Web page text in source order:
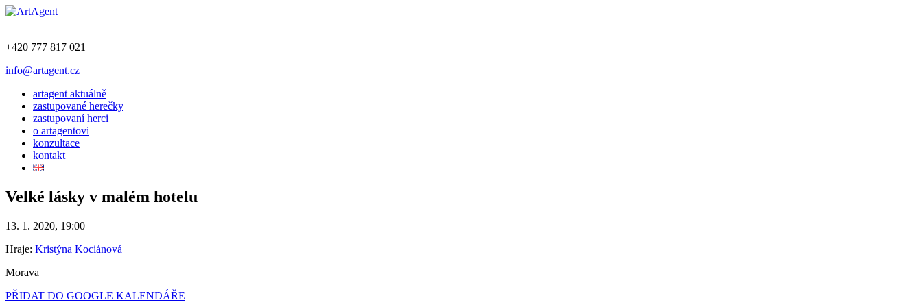
+420 777 817 021
info@artagent.cz
artagent aktuálně
zastupované herečky
zastupovaní herci
o artagentovi
konzultace
kontakt
Velké lásky v malém hotelu
13. 1. 2020, 19:00
Hraje: Kristýna Kociánová
Morava
PŘIDAT DO GOOGLE KALENDÁŘE